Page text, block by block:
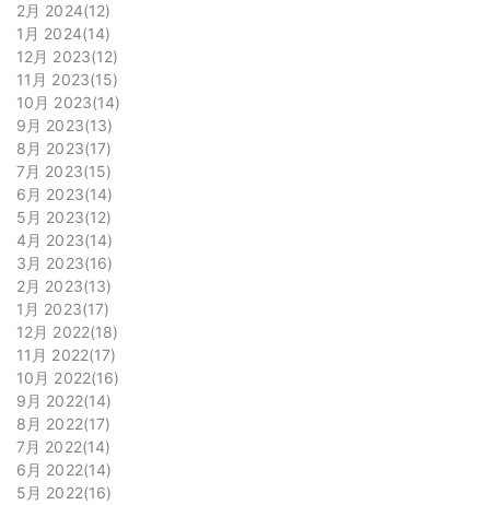
2月 2024 12
1月 2024 14
12月 2023 12
11月 2023 15
10月 2023 14
9月 2023 13
8月 2023 17
7月 2023 15
6月 2023 14
5月 2023 12
4月 2023 14
3月 2023 16
2月 2023 13
1月 2023 17
12月 2022 18
11月 2022 17
10月 2022 16
9月 2022 14
8月 2022 17
7月 2022 14
6月 2022 14
5月 2022 16